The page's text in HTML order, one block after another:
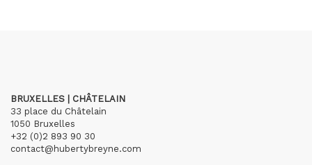
BRUXELLES | CHÂTELAIN
33 place du Châtelain
1050 Bruxelles
+32 (0)2 893 90 30
contact@hubertybreyne.com